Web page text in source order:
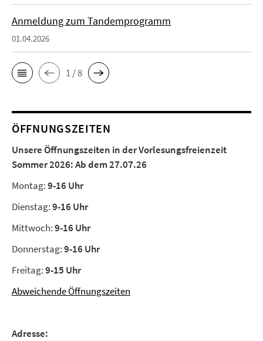
Anmeldung zum Tandemprogramm
01.04.2026
1 / 8
ÖFFNUNGSZEITEN
Unsere Öffnungszeiten in der Vorlesungsfreienzeit
Sommer 2026:Ab dem 27.07.26
Montag:9-16 Uhr
Dienstag:9-16 Uhr
Mittwoch:9-16 Uhr
Donnerstag:9-16 Uhr
Freitag:9-15 Uhr
Abweichende Öffnungszeiten
Adresse: